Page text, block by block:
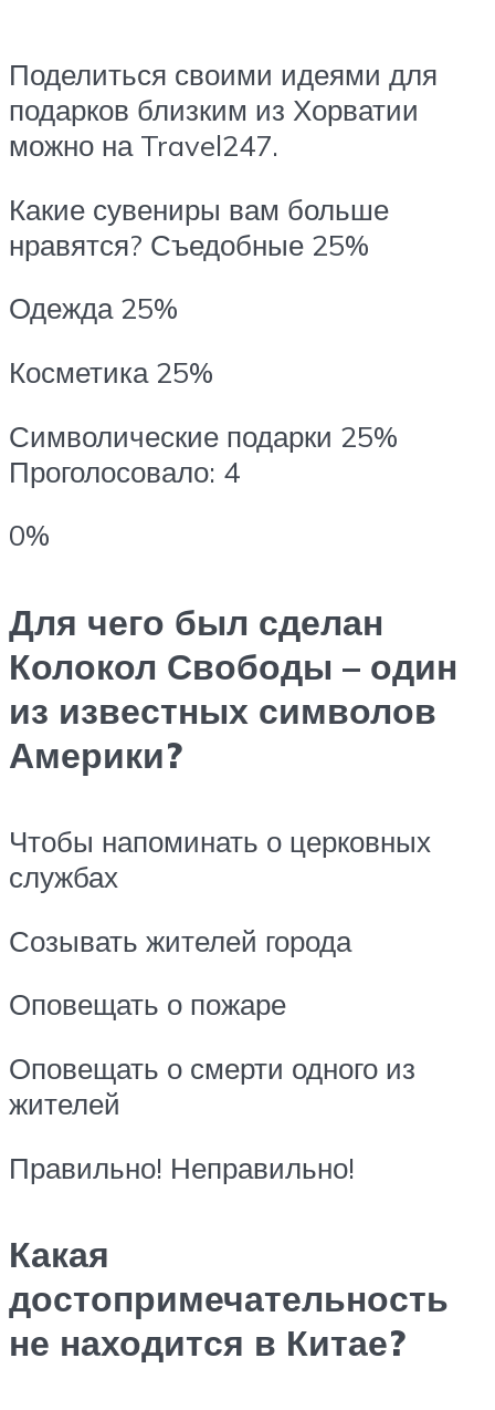
Поделиться своими идеями для
подарков близким из Хорватии
можно на Travel247.
Какие сувениры вам больше
нравятся? Съедобные 25%
Одежда 25%
Косметика 25%
Символические подарки 25%
Проголосовало: 4
0%
Для чего был сделан
Колокол Свободы – один
из известных символов
Америки?
Чтобы напоминать о церковных
службах
Созывать жителей города
Оповещать о пожаре
Оповещать о смерти одного из
жителей
Правильно! Неправильно!
Какая
достопримечательность
не находится в Китае?